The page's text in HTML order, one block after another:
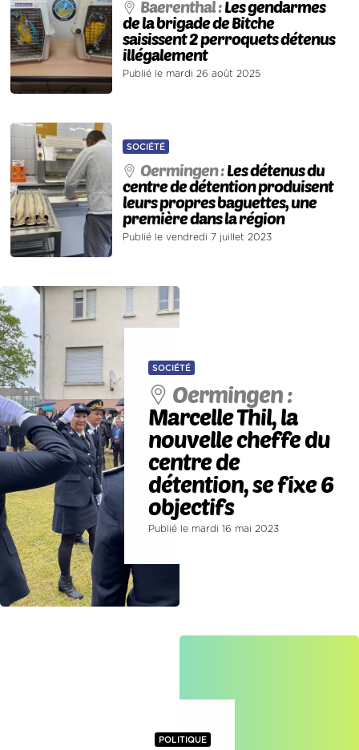
Baerenthal :Les gendarmes
de la brigade de Bitche
saisissent 2 perroquets détenus
illégalement
Publié le mardi 26 août 2025
SOCIÉTÉ
Oermingen :Les détenus du
centre de détention produisent
leurs propres baguettes, une
première dans la région
Publié le vendredi 7 juillet 2023
SOCIÉTÉ
Oermingen :
Marcelle Thil, la
nouvelle cheffe du
centre de
détention, se fixe 6
objectifs
Publié le mardi 16 mai 2023
POLITIQUE